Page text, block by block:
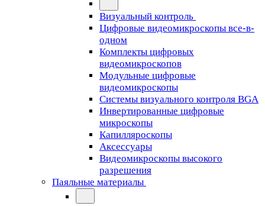
Визуальный контроль
Цифровые видеомикроскопы все-в-
одном
Комплекты цифровых
видеомикроскопов
Модульные цифровые
видеомикроскопы
Cистемы визуального контроля BGA
Инвертированные цифровые
микроскопы
Капилляроскопы
Аксессуары
Видеомикроскопы высокого
разрешения
Паяльные материалы